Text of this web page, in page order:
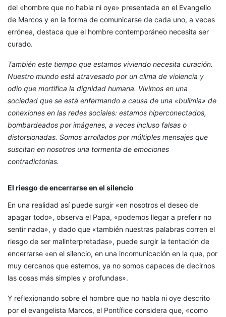
del «hombre que no habla ni oye» presentada en el Evangelio
de Marcos y en la forma de comunicarse de cada uno, a veces
errónea, destaca que el hombre contemporáneo necesita ser
curado.
También este tiempo que estamos viviendo necesita curación.
Nuestro mundo está atravesado por un clima de violencia y
odio que mortifica la dignidad humana. Vivimos en una
sociedad que se está enfermando a causa de una «bulimia» de
conexiones en las redes sociales: estamos hiperconectados,
bombardeados por imágenes, a veces incluso falsas o
distorsionadas. Somos arrollados por múltiples mensajes que
suscitan en nosotros una tormenta de emociones
contradictorias.
El riesgo de encerrarse en el silencio
En una realidad así puede surgir «en nosotros el deseo de
apagar todo», observa el Papa, «podemos llegar a preferir no
sentir nada», y dado que «también nuestras palabras corren el
riesgo de ser malinterpretadas», puede surgir la tentación de
encerrarse «en el silencio, en una incomunicación en la que, por
muy cercanos que estemos, ya no somos capaces de decirnos
las cosas más simples y profundas».
Y reflexionando sobre el hombre que no habla ni oye descrito
por el evangelista Marcos, el Pontífice considera que, «como